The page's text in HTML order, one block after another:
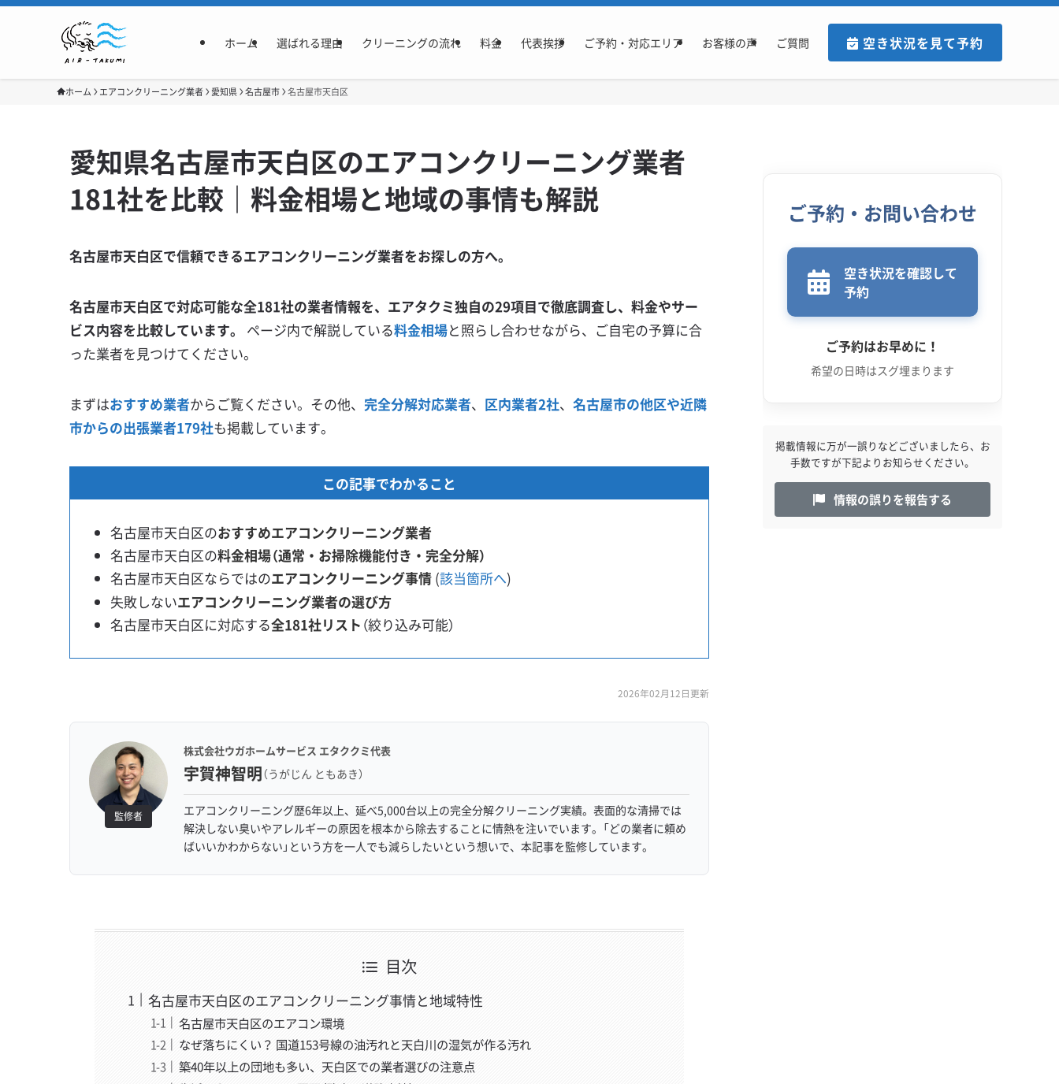
ホーム 選ばれる理由 クリーニングの流れ 料金 代表挨拶 ご予約・対応エリア お客様の声 ご質問 空き状況を見て予約
ホーム エアコンクリーニング業者 愛知県 名古屋市 名古屋市天白区
愛知県名古屋市天白区のエアコンクリーニング業者
181社を比較｜料金相場と地域の事情も解説
名古屋市天白区で信頼できるエアコンクリーニング業者をお探しの方へ。
名古屋市天白区で対応可能な全181社の業者情報を、エアタクミ独自の29項目で徹底調査し、料金やサー
ビス内容を比較しています。
ページ内で解説している料金相場と照らし合わせながら、ご自宅の予算に合
った業者を見つけてください。
まずはおすすめ業者からご覧ください。その他、 完全分解対応業者、 区内業者2社、 名古屋市の他区や近隣
市からの出張業者179社も掲載しています。
この記事でわかること
名古屋市天白区のおすすめエアコンクリーニング業者
名古屋市天白区の料金相場（通常・お掃除機能付き・完全分解）
名古屋市天白区ならではのエアコンクリーニング事情 (該当箇所へ)
失敗しないエアコンクリーニング業者の選び方
名古屋市天白区に対応する全181社リスト （絞り込み可能）
2026年02月12日更新
監修者
株式会社ウガホームサービス エタククミ代表
宇賀神智明（うがじん ともあき）
エアコンクリーニング歴6年以上、延べ5,000台以上の完全分解クリーニング実績。表面的な清掃では
解決しない臭いやアレルギーの原因を根本から除去することに情熱を注いでいます。「どの業者に頼め
ばいいかわからない」という方を一人でも減らしたいという想いで、本記事を監修しています。
目次
名古屋市天白区のエアコンクリーニング事情と地域特性
名古屋市天白区のエアコン環境
なぜ落ちにくい？ 国道153号線の油汚れと天白川の湿気が作る汚れ
築40年以上の団地も多い、天白区での業者選びの注意点
ご予約・お問い合わせ
空き状況を確認して
予約
ご予約はお早めに！
希望の日時はスグ埋まります
掲載情報に万が一誤りなどございましたら、お
手数ですが下記よりお知らせください。
情報の誤りを報告する